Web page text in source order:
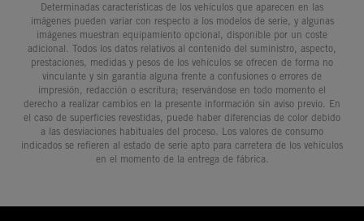
Determinadas características de los vehículos que aparecen en las
imágenes pueden variar con respecto a los modelos de serie, y algunas
imágenes muestran equipamiento opcional, disponible por un coste
adicional. Todos los datos relativos al contenido del suministro, aspecto,
prestaciones, medidas y pesos de los vehículos se ofrecen de forma no
vinculante y sin garantía alguna frente a confusiones o errores de
impresión, redacción o escritura; reservándose en todo momento el
derecho a realizar cambios en la presente información sin aviso previo. En
el caso de superficies revestidas, puede haber diferencias de color debido
a las desviaciones habituales del proceso. Los valores de consumo
indicados se refieren al estado de serie apto para carretera de los vehículos
en el momento de la entrega de fábrica.